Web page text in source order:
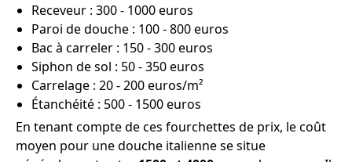
Receveur : 300 - 1000 euros
Paroi de douche : 100 - 800 euros
Bac à carreler : 150 - 300 euros
Siphon de sol : 50 - 350 euros
Carrelage : 20 - 200 euros/m²
Étanchéité : 500 - 1500 euros
En tenant compte de ces fourchettes de prix, le coût
moyen pour une douche italienne se situe